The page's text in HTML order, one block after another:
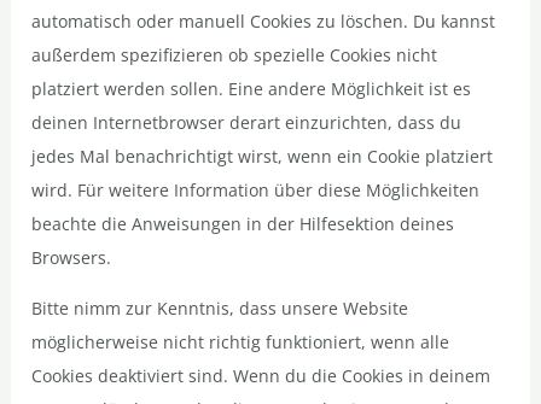
automatisch oder manuell Cookies zu löschen. Du kannst
außerdem spezifizieren ob spezielle Cookies nicht
platziert werden sollen. Eine andere Möglichkeit ist es
deinen Internetbrowser derart einzurichten, dass du
jedes Mal benachrichtigt wirst, wenn ein Cookie platziert
wird. Für weitere Information über diese Möglichkeiten
beachte die Anweisungen in der Hilfesektion deines
Browsers.
Bitte nimm zur Kenntnis, dass unsere Website
möglicherweise nicht richtig funktioniert, wenn alle
Cookies deaktiviert sind. Wenn du die Cookies in deinem